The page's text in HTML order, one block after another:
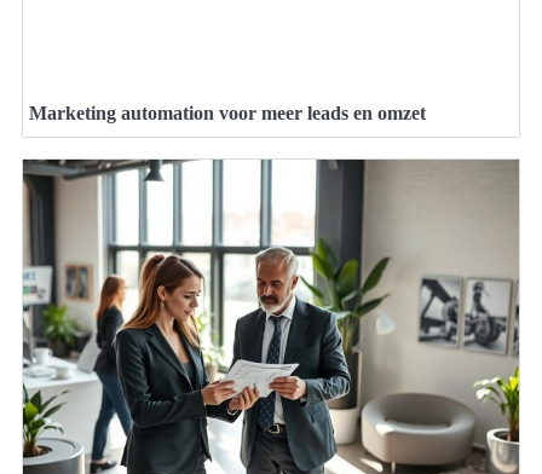
Marketing automation voor meer leads en omzet